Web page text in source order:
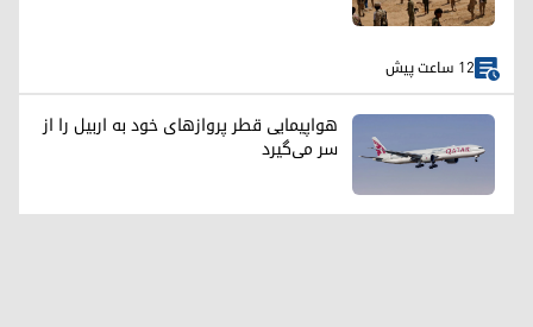
12 ساعت پیش
هواپیمایی قطر پروازهای خود به اربیل را از
سر می‌گیرد